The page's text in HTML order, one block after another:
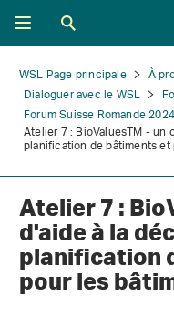
WSL Page principale
À
Dialoguer avec le WSL
Forum Suisse Romande 2024
Atelier 7 : BioValuesTM -
planification de bâtiments
Atelier 7 :
d'aide à la
planification
pour les